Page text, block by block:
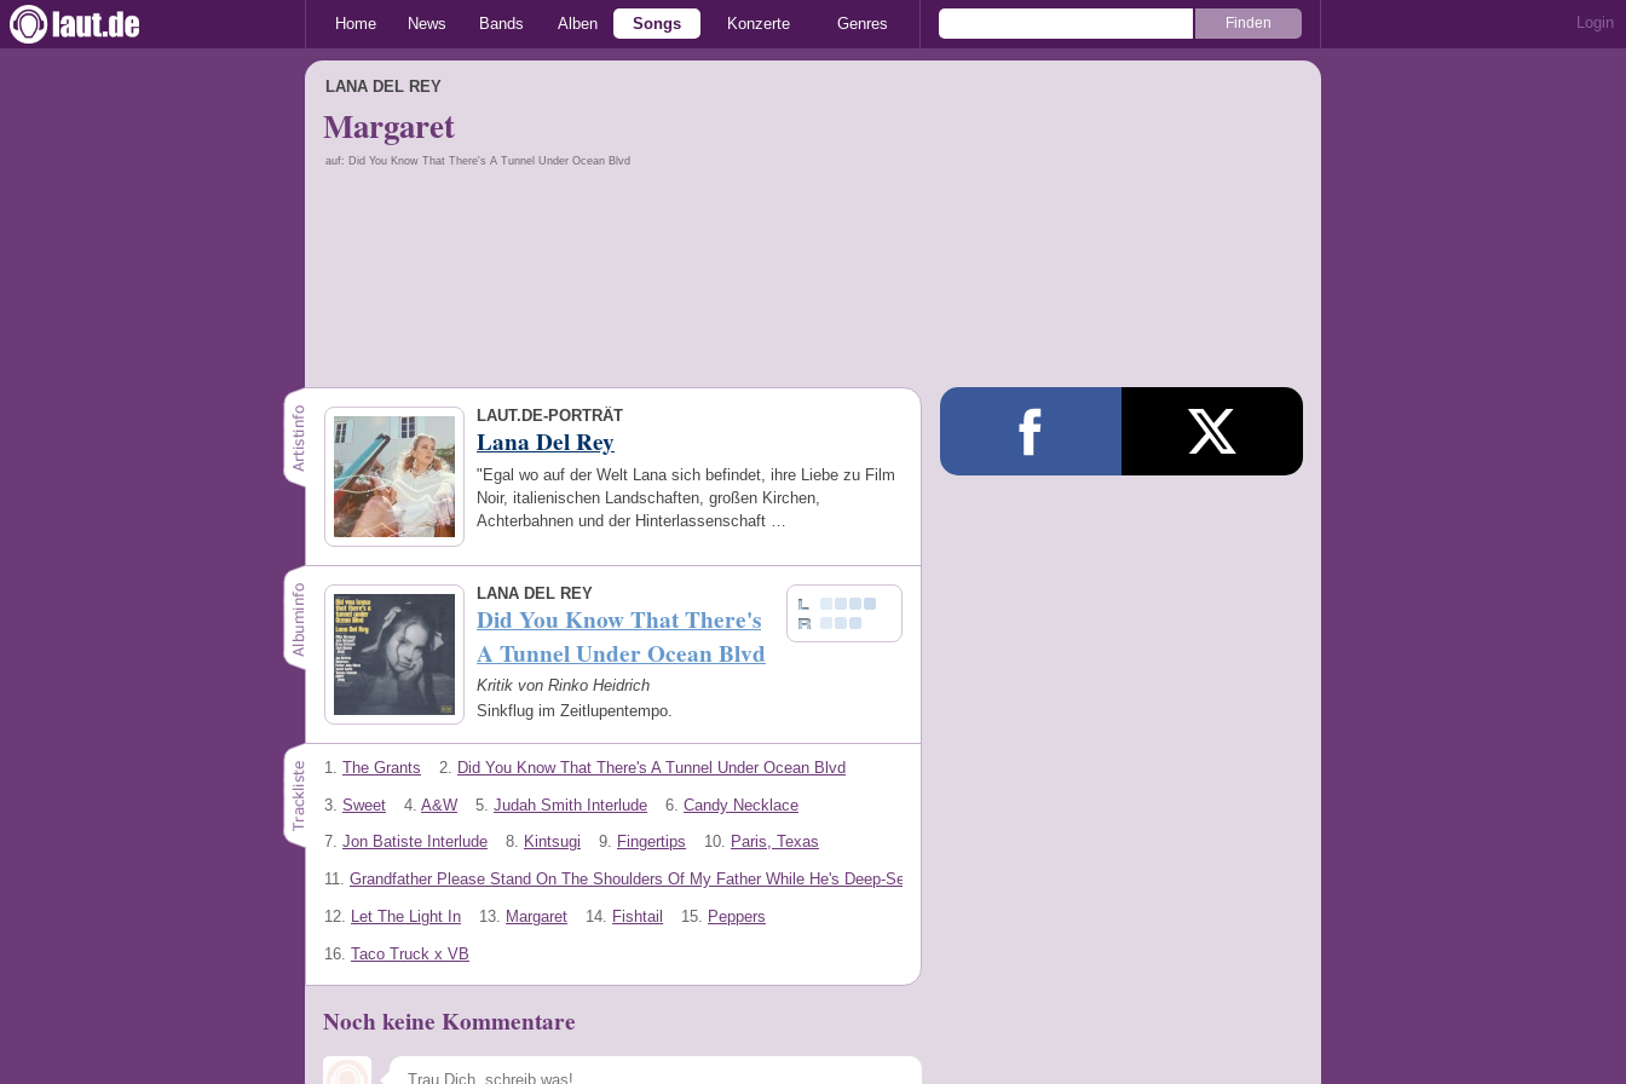
Home News Bands Alben Songs Konzerte Genres Login
LANA DEL REY
Margaret
auf: Did You Know That There's A Tunnel Under Ocean Blvd
LAUT.DE-PORTRÄT
Lana Del Rey
"Egal wo auf der Welt Lana sich befindet, ihre Liebe zu Film
Noir, italienischen Landschaften, großen Kirchen,
Achterbahnen und der Hinterlassenschaft …
LANA DEL REY
Did You Know That There's
A Tunnel Under Ocean Blvd
Kritik von Rinko Heidrich
Sinkflug im Zeitlupentempo.
1. The Grants 2. Did You Know That There's A Tunnel Under Ocean Blvd
3. Sweet 4. A&W 5. Judah Smith Interlude 6. Candy Necklace
7. Jon Batiste Interlude 8. Kintsugi 9. Fingertips 10. Paris, Texas
11. Grandfather Please Stand On The Shoulders Of My Father While He's Deep-Sea Fishing
12. Let The Light In 13. Margaret 14. Fishtail 15. Peppers
16. Taco Truck x VB
Noch keine Kommentare